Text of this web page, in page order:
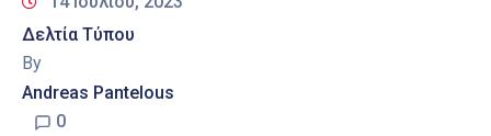
&
Δράσεις
Ψηφιακές
Δελτία Τύπου
By
Andreas Pantelous
0